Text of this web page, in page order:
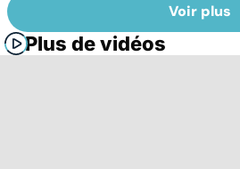
Voir plus
Plus de vidéos